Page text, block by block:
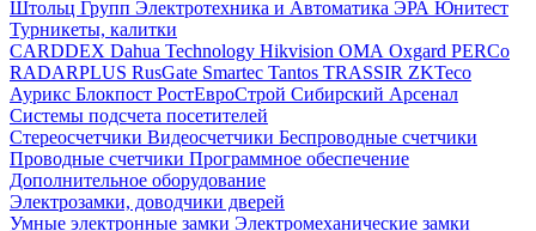
Штольц Групп Электротехника и Автоматика ЭРА Юнитест
Турникеты, калитки
CARDDEX Dahua Technology Hikvision ОМА Oxgard PERCo
RADARPLUS RusGate Smartec Tantos TRASSIR ZKTeco
Аурикс Блокпост РостЕвроСтрой Сибирский Арсенал
Системы подсчета посетителей
Стереосчетчики Видеосчетчики Беспроводные счетчики
Проводные счетчики Программное обеспечение
Дополнительное оборудование
Электрозамки, доводчики дверей
Умные электронные замки Электромеханические замки